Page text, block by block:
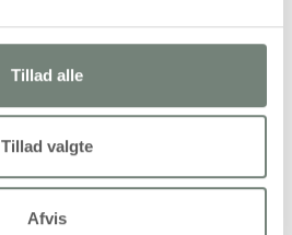
Tillad alle
Tillad valgte
AfvisKøb mere og spar